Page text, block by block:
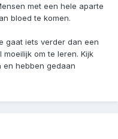
met een hele aparte
bloed te komen.
gaat iets verder dan een
moeilijk om te leren. Kijk
en hebben gedaan